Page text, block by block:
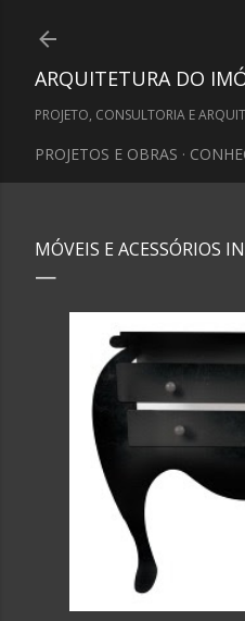
ARQUITETURA DO
PROJETO, CONSULTORIA E
PROJETOS E OBRAS
MÓVEIS E ACESSÓRIOS